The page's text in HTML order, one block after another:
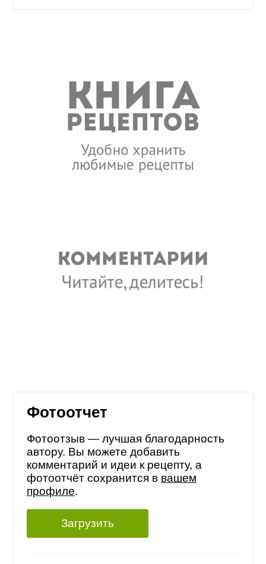
Фотоотчет
Фотоотзыв — лучшая благодарность
автору. Вы можете добавить
комментарий и идеи к рецепту, а
фотоотчёт сохранится в вашем
профиле.
Загрузить